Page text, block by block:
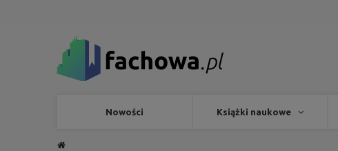
Nowości Książki naukowe